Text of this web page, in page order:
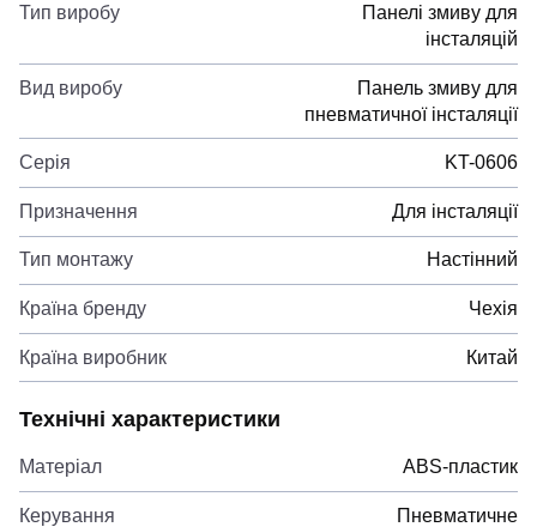
Тип виробу
Панелі змиву для
інсталяцій
Вид виробу
Панель змиву для
пневматичної інсталяції
Серія KT-0606
Призначення Для інсталяції
Тип монтажу Настінний
Країна бренду Чехія
Країна виробник Китай
Технічні характеристики
Матеріал ABS-пластик
Керування Пневматичне